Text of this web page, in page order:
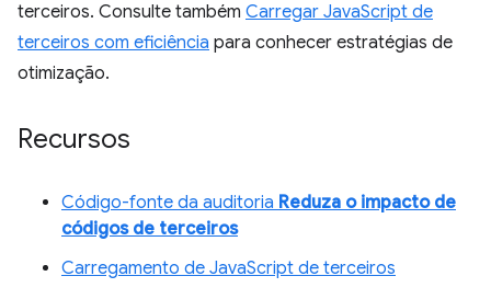
terceiros. Consulte também Carregar JavaScript de
terceiros com eficiência para conhecer estratégias de
otimização.
Recursos
Código-fonte da auditoria Reduza o impacto de
códigos de terceiros
Carregamento de JavaScript de terceiros